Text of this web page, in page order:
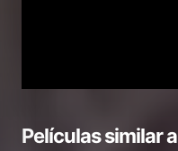
Películas similar a